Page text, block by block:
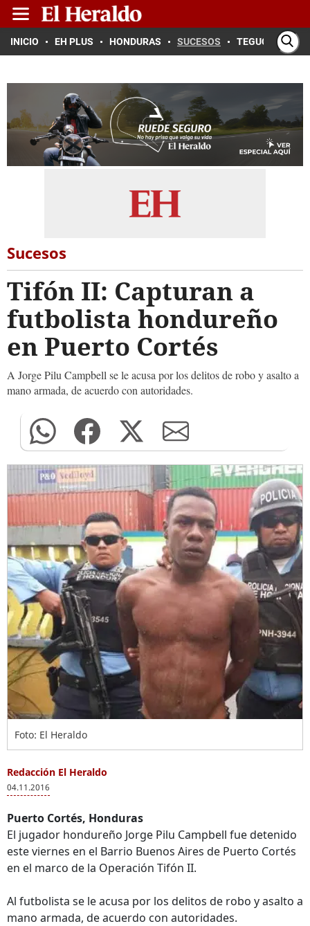
INICIO EH PLUS HONDURAS SUCESOS TEGUCIGALPA
Sucesos
Tifón II: Capturan a
futbolista hondureño
en Puerto Cortés
A Jorge Pilu Campbell se le acusa por los delitos de robo y asalto a
mano armada, de acuerdo con autoridades.
Foto: El Heraldo
Redacción El Heraldo
04.11.2016
Puerto Cortés, Honduras
El jugador hondureño Jorge Pilu Campbell fue detenido
este viernes en el Barrio Buenos Aires de Puerto Cortés
en el marco de la Operación Tifón II.
Al futbolista se le acusa por los delitos de robo y asalto a
mano armada, de acuerdo con autoridades.